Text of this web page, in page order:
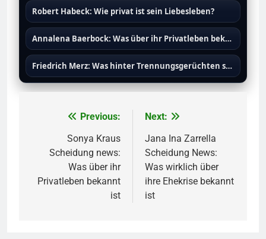
Robert Habeck: Wie privat ist sein Liebesleben?
Annalena Baerbock: Was über ihr Privatleben bekannt ist
Friedrich Merz: Was hinter Trennungsgerüchten steckt
navigation
Previous:
Sonya Kraus
Scheidung news:
Was über ihr
Privatleben bekannt
ist
Next:
Jana Ina Zarrella
Scheidung News:
Was wirklich über
ihre Ehekrise bekannt
ist